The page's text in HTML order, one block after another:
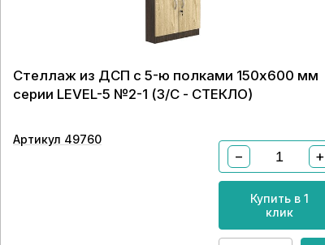
Стеллаж из ДСП с 5-ю полками 150x600 мм
серии LEVEL-5 №2-1 (З/C - СТЕКЛО)
Артикул 49760
− +
Купить в 1
клик